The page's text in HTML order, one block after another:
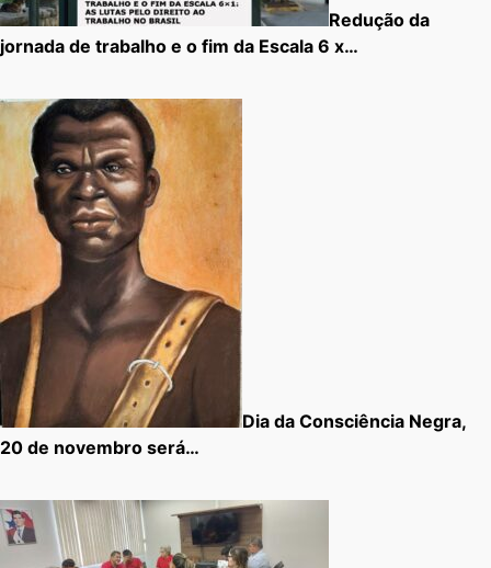
Redução da
jornada de trabalho e o fim da Escala 6 x…
Dia da Consciência Negra,
20 de novembro será…